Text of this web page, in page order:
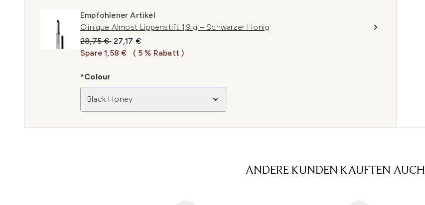
Empfohlener Artikel
Clinique Almost Lippenstift 1,9 g – Schwarzer Honig
Unverbindliche Preisempfehlung:
28,75 € Aktueller Preis:
27,17 €
Spare 1,58 €
( 5 % Rabatt )
*Colour
Black Honey
ANDERE KUNDEN KAUFTEN AUCH